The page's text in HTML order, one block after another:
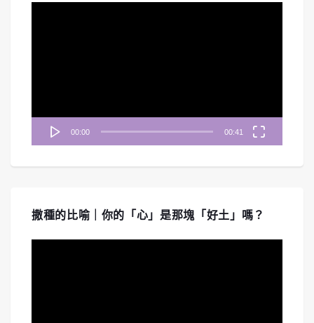
00:00 00:41
撒種的比喻｜你的「心」是那塊「好土」嗎？